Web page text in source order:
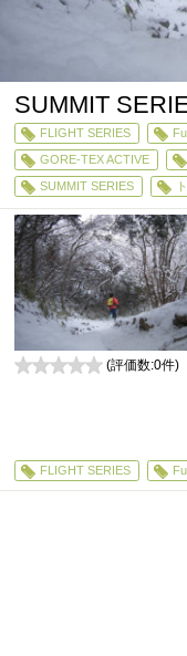
SUMMIT
FLIGHT SERIES
GORE-TEX ACTIVE
SUMMIT SERIES
(評価数:0件)
FLIGHT SERIES